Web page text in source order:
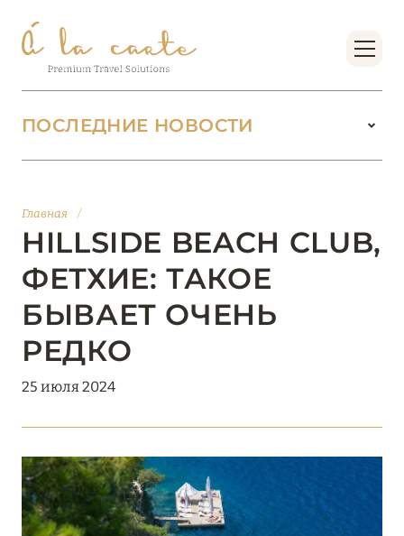
Главная /
HILLSIDE BEACH CLUB,
ФЕТХИЕ: ТАКОЕ
БЫВАЕТ ОЧЕНЬ
РЕДКО
25 июля 2024
ПОСЛЕДНИЕ НОВОСТИ
БУТИК-КУРОРТЫ МАЛЬДИВСКИХ ОСТРОВОВ
Подробнее
01 июня 2026
JUMEIRAH OLHAHALI ISLAND MALDIVES: ВАШ
ОАЗИС ТЕПЛА И ИЗЫСКАННОСТИ
18 мая 2026
THE ST. REGIS MALDIVES VOMMULI:
МАНИФЕСТ ЭСТЕТИКИ В САМОМ СЕРДЦЕ